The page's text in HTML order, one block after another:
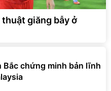
giăng bẫy ở
Bắc chứng minh bản lĩnh